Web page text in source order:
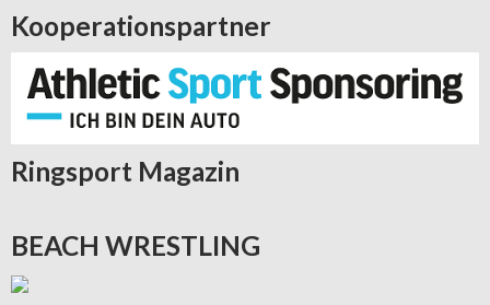
Kooperationspartner
Ringsport Magazin
BEACH WRESTLING